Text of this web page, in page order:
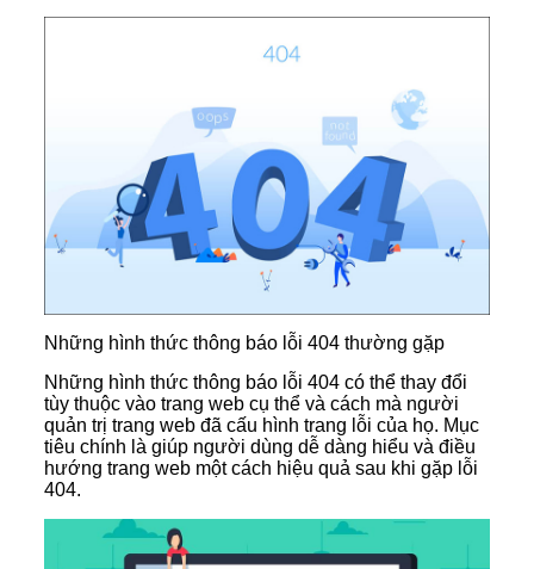
Những hình thức thông báo lỗi 404 thường gặp
Những hình thức thông báo lỗi 404 có thể thay đổi
tùy thuộc vào trang web cụ thể và cách mà người
quản trị trang web đã cấu hình trang lỗi của họ. Mục
tiêu chính là giúp người dùng dễ dàng hiểu và điều
hướng trang web một cách hiệu quả sau khi gặp lỗi
404.